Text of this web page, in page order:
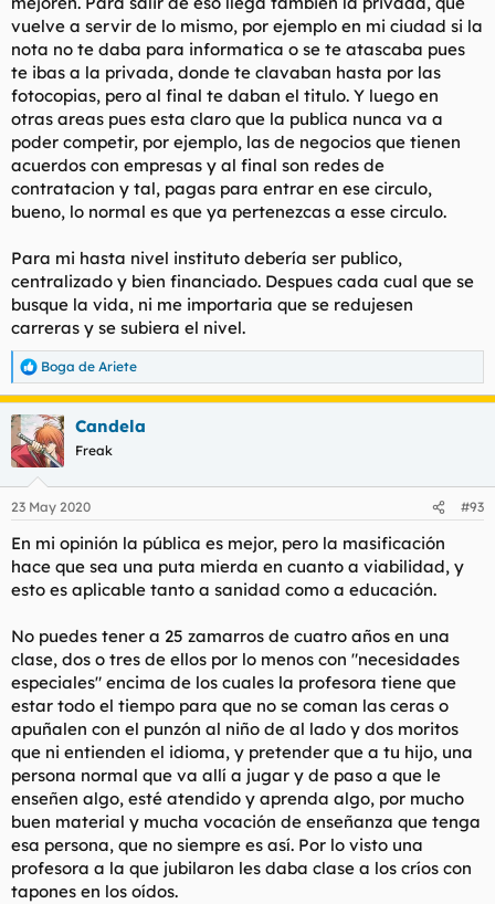
vuelve a servir de lo mismo, por ejemplo en mi ciudad si la
nota no te daba para informatica o se te atascaba pues
te ibas a la privada, donde te clavaban hasta por las
fotocopias, pero al final te daban el titulo. Y luego en
otras areas pues esta claro que la publica nunca va a
poder competir, por ejemplo, las de negocios que tienen
acuerdos con empresas y al final son redes de
contratacion y tal, pagas para entrar en ese circulo,
bueno, lo normal es que ya pertenezcas a esse circulo.
Para mi hasta nivel instituto debería ser publico,
centralizado y bien financiado. Despues cada cual que se
busque la vida, ni me importaria que se redujesen
carreras y se subiera el nivel.
R
e
a
c
c
i
e
:
Boga de Ariete
Candela
Freak
23 May 2020 #93
En mi opinión la pública es mejor, pero la masificación
hace que sea una puta mierda en cuanto a viabilidad, y
esto es aplicable tanto a sanidad como a educación.
No puedes tener a 25 zamarros de cuatro años en una
clase, dos o tres de ellos por lo menos con "necesidades
especiales" encima de los cuales la profesora tiene que
estar todo el tiempo para que no se coman las ceras o
apuñalen con el punzón al niño de al lado y dos moritos
que ni entienden el idioma, y pretender que a tu hijo, una
persona normal que va allí a jugar y de paso a que le
enseñen algo, esté atendido y aprenda algo, por mucho
buen material y mucha vocación de enseñanza que tenga
esa persona, que no siempre es así. Por lo visto una
profesora a la que jubilaron les daba clase a los críos con
tapones en los oídos.